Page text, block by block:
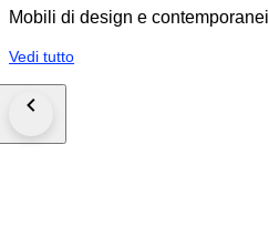
Mobili di design e contemporanei
Vedi tutto